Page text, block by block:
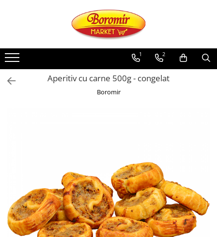
Noutati
Produse de post
Cozonac
Cozonac Pricomigdala
Cozonac Magnum
Cozonac Vegan (de post)
Cozonac Collection
Cozo-Bun
1 2
Aperitiv cu carne 500g - congelat
Boromir